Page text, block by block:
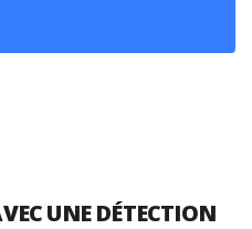
UNE DÉTECTION